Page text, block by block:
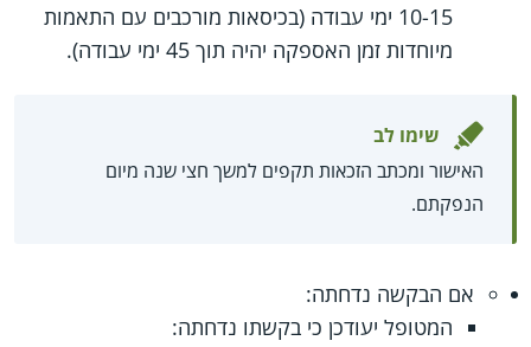
10-15 ימי עבודה (בכיסאות מורכבים עם התאמות
מיוחדות זמן האספקה יהיה תוך 45 ימי עבודה).
שימו לב
האישור ומכתב הזכאות תקפים למשך חצי שנה מיום
הנפקתם.
אם הבקשה נדחתה:
המטופל יעודכן כי בקשתו נדחתה: